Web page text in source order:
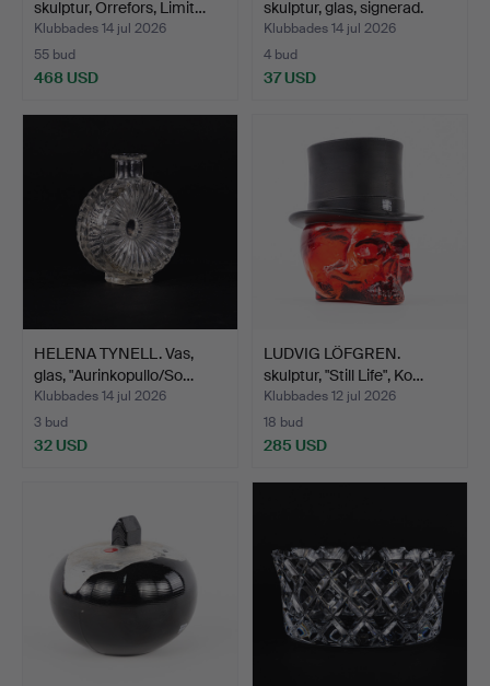
skulptur, Orrefors, Limit…
Klubbades 14 jul 2026
55 bud
468 USD
skulptur, glas, signerad.
Klubbades 14 jul 2026
4 bud
37 USD
HELENA TYNELL. Vas,
glas, "Aurinkopullo/So…
Klubbades 14 jul 2026
3 bud
32 USD
LUDVIG LÖFGREN.
skulptur, "Still Life", Ko…
Klubbades 12 jul 2026
18 bud
285 USD